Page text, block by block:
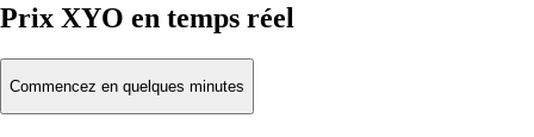
Prix XYO en temps réel
Commencez en quelques minutes